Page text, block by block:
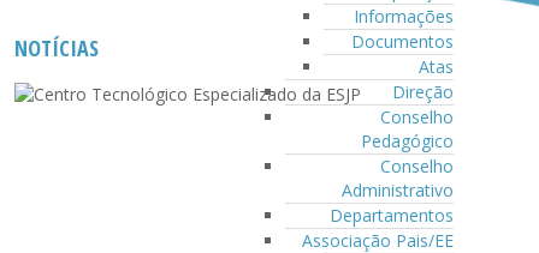
Informações
Documentos
Atas
Direção
Conselho
Pedagógico
Conselho
Administrativo
Departamentos
Associação Pais/EE
NOTÍCIAS